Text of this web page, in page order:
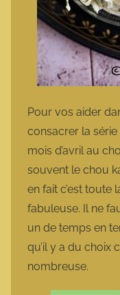
Pour vos aider
consacrer la série
mois d’avril au
souvent le chou
en fait c’est toute
fabuleuse. Il ne
un de temps en
qu’il y a du choix
nombreuse.